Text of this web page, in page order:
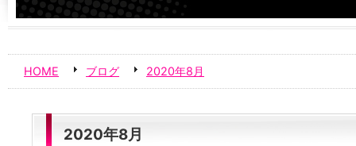
HOME ブログ 2020年8月
2020年8月